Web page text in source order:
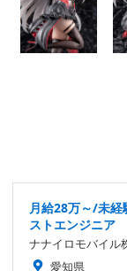
月給28万～/未
ストエンジニア
ナナイロモバイル
愛知県